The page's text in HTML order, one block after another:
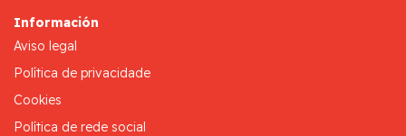
Información
Aviso legal
Política de privacidade
Cookies
Política de rede social